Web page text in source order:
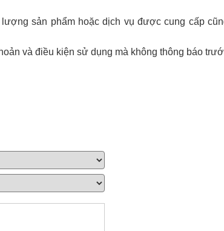
sản phẩm hoặc dịch vụ được cung cấp
và điều kiện sử dụng mà không thông báo